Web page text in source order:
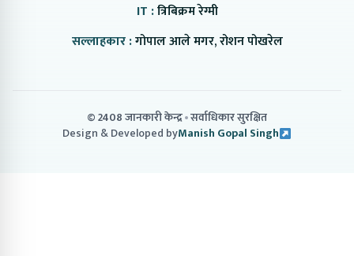
IT :त्रिबिक्रम रेग्मी
सल्लाहकार :गोपाल आले मगर, रोशन पोखरेल
© 2408 जानकारी केन्द्र सर्वाधिकार सुरक्षित
Design & Developed byManish Gopal Singh